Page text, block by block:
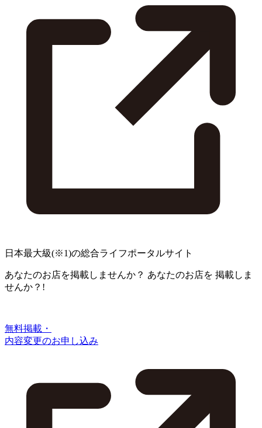
日本最大級(※1)の総合ライフポータルサイト
あなたのお店を掲載しませんか？ あなたのお店を 掲載しま
せんか？!
無料掲載・
内容変更のお申し込み